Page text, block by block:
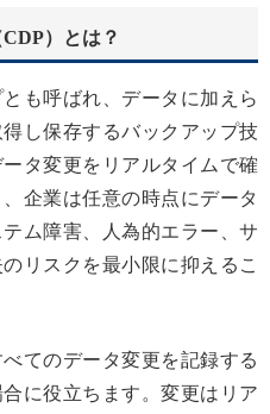
）とは？
も呼ばれ、データに加えら
し保存するバックアップ技
タ変更をリアルタイムで確
企業は任意の時点にデータ
ム障害、人為的エラー、サ
リスクを最小限に抑えるこ
てのデータ変更を記録する
に役立ちます。変更はリア